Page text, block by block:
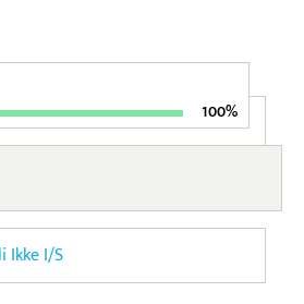
100%
Ikke I/S